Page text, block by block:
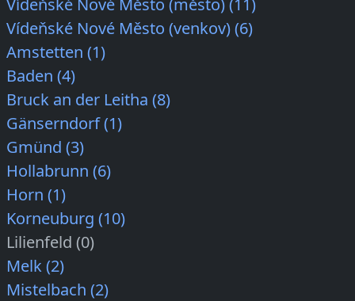
Vídeňské Nové Město (město) (11)
Vídeňské Nové Město (venkov) (6)
Amstetten (1)
Baden (4)
Bruck an der Leitha (8)
Gänserndorf (1)
Gmünd (3)
Hollabrunn (6)
Horn (1)
Korneuburg (10)
Lilienfeld (0)
Melk (2)
Mistelbach (2)